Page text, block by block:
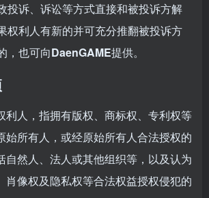
投诉、诉讼等方式直接和被投诉方解
权利人有新的并可充分推翻被投诉方
，也可向DaenGAME提供。
利人，指拥有版权、商标权、专利权等
始所有人，或经原始所有人合法授权的
自然人、法人或其他组织等，以及认为
肖像权及隐私权等合法权益授权侵犯的